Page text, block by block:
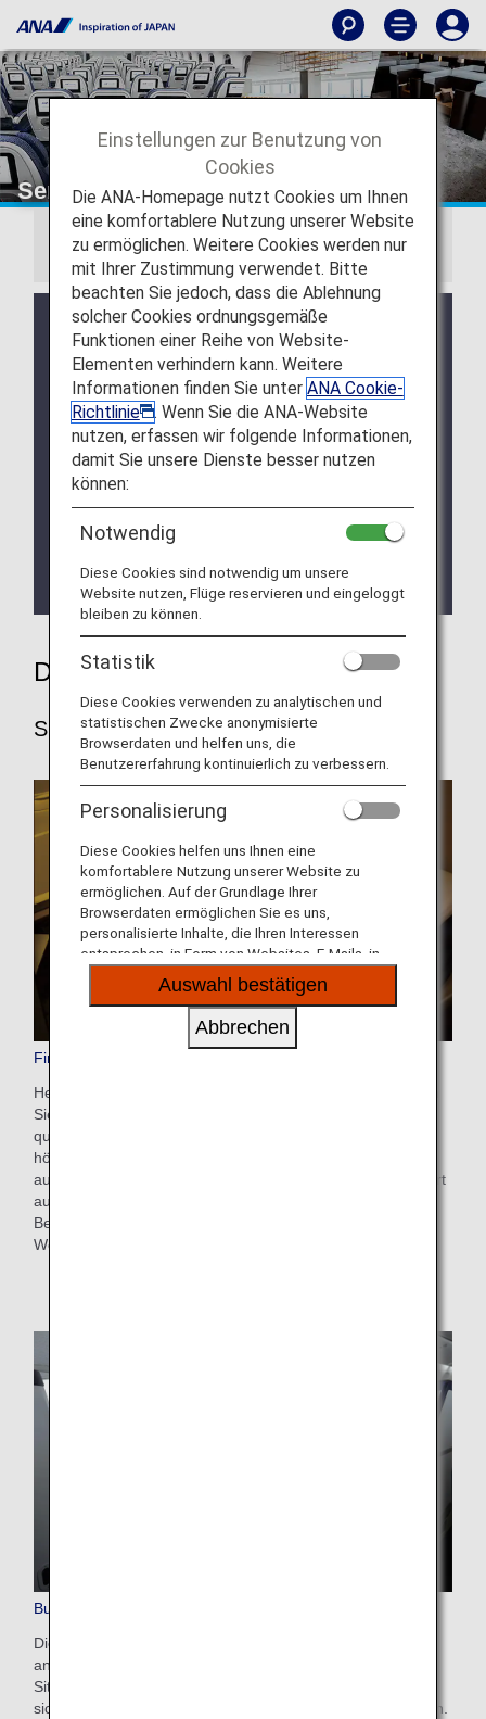
Services nach Klasse
THEMEN
Neuer Service verfügbar! Genießen Sie unsere
Bordzeitschriften sowie andere Zeitungen und
Zeitschriften auf Ihrem digitalen Gerät.
Vorbestellservice für Mahlzeiten in der
Business Class
Kostenpflichtiger Lounge-Zugang
Gesunde und vegetarische Spezialitäten von
ANA Größere Auswahl für all unsere Kunden
Vorbestellservice für Mahlzeiten in der First
Class
Der Service von ANA
Sitzplätze
First Class-Sitzplätze
Heben Sie ab, um himmlichen Luxus zu erleben. Genießen
Sie die Privatsphäre eines eigenen Büros in unseren
quadratischen Schalensitzen. Diese Sitzplätze für unsere
höchste Reiseklasse beeindrucken durch eine sorgfältig
ausgewählte Ausstattung, die auf Funktionalität und Komfort
ausgerichtet ist. So wird Ihre Reise zu etwas ganz
Besonderem. Mit uns können Sie Ihre Reise über den
Wolken genießen.
Business Class-Sitzplätze
Die komplett flach verstellbaren Liegesitze sind versetzt
angeordnet. Dies ermöglicht Ihnen unabhängig von Ihrem
Sitzplatz den direkten Zugang zum Gang, und Sie müssen
sich keine Sorgen um die Menschen um Sie herum machen.
Einstellungen zur Benutzung von
Cookies
Die ANA-Homepage nutzt Cookies um Ihnen
eine komfortablere Nutzung unserer Website
zu ermöglichen. Weitere Cookies werden nur
mit Ihrer Zustimmung verwendet. Bitte
beachten Sie jedoch, dass die Ablehnung
solcher Cookies ordnungsgemäße
Funktionen einer Reihe von Website-
Elementen verhindern kann. Weitere
Informationen finden Sie unter ANA Cookie-
Richtlinie
. Wenn Sie die ANA-Website
nutzen, erfassen wir folgende Informationen,
damit Sie unsere Dienste besser nutzen
können:
Notwendig
Diese Cookies sind notwendig um unsere
Website nutzen, Flüge reservieren und eingeloggt
bleiben zu können.
Statistik
Diese Cookies verwenden zu analytischen und
statistischen Zwecke anonymisierte
Browserdaten und helfen uns, die
Benutzererfahrung kontinuierlich zu verbessern.
Personalisierung
Diese Cookies helfen uns Ihnen eine
komfortablere Nutzung unserer Website zu
ermöglichen. Auf der Grundlage Ihrer
Browserdaten ermöglichen Sie es uns,
personalisierte Inhalte, die Ihren Interessen
entsprechen, in Form von Websites, E-Mails, in
sozialen Medien und Werbung anzubieten.
Auswahl bestätigen
Abbrechen